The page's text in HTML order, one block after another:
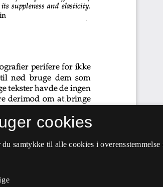
cookies
samtykke til alle cookies i